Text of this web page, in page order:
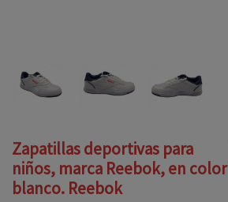
Zapatillas deportivas para
niños, marca Reebok, en color
blanco. Reebok